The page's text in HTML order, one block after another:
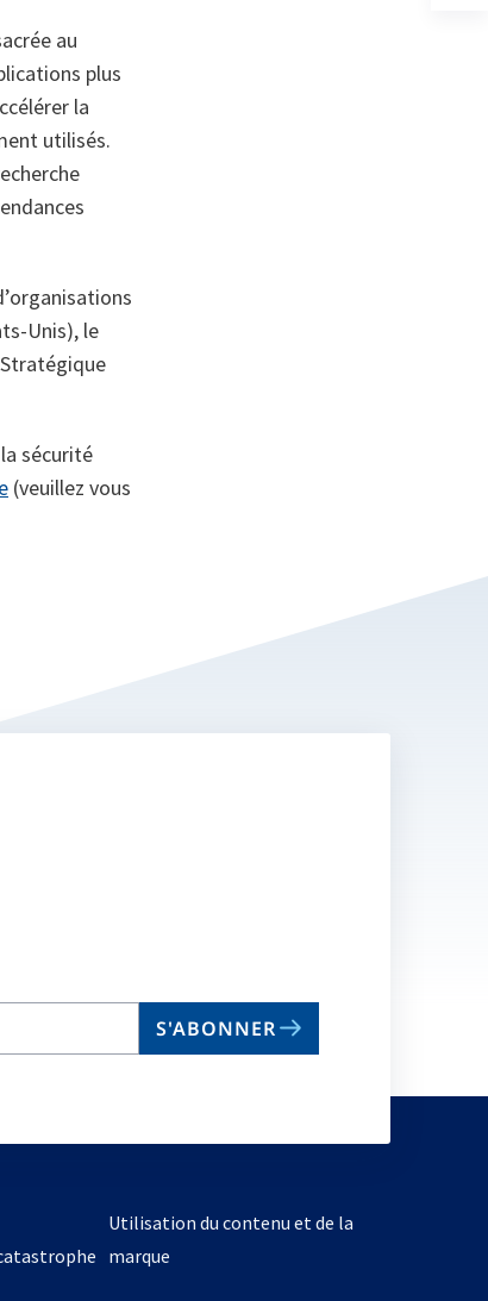
au
plus
la
utilisés.
Unis), le
sécurité
(veuillez vous
S'ABONNER
Utilisation du contenu et de la
marque